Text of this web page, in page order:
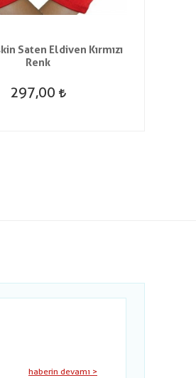
Saten Eldiven Kırmızı
Renk
297,00
haberin devamı >